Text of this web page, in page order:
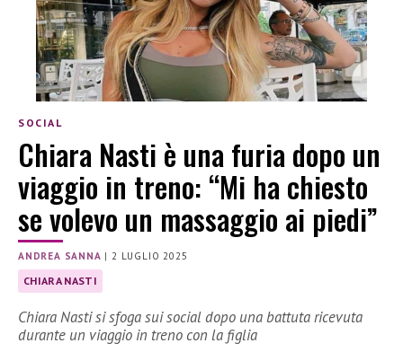
SOCIAL
Chiara Nasti è una furia dopo un
viaggio in treno: “Mi ha chiesto
se volevo un massaggio ai piedi”
ANDREA SANNA |2 LUGLIO 2025
CHIARA NASTI
Chiara Nasti si sfoga sui social dopo una battuta ricevuta
durante un viaggio in treno con la figlia